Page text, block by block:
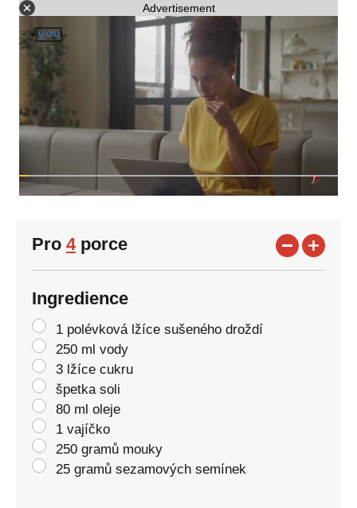
Advertisement
Pro 4porce
Ingredience
1 polévková lžíce sušeného droždí
250 ml vody
3 lžíce cukru
špetka soli
80 ml oleje
1 vajíčko
250 gramů mouky
25 gramů sezamových semínek